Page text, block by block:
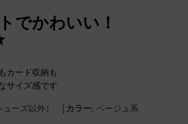
でかわいい！
カード収納も
サイズ感です
ーズ以外） | カラー: ベージュ系